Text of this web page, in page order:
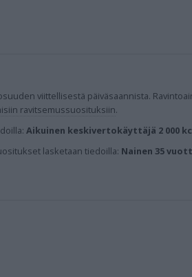
viittellisestä päiväsaannista.
ravitsemussuosituksiin.
Aikuinen keskivertokäyttäjä 2 000
lasketaan tiedoilla: Nainen 35